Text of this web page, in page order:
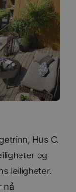
Hus C.
og
leiligheter.
nå